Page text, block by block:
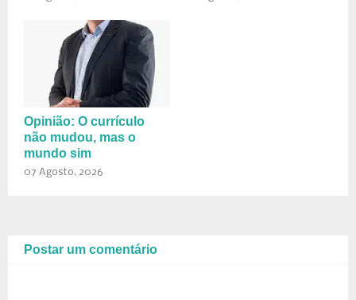
Opinião: O currículo
não mudou, mas o
mundo sim
07 Agosto, 2026
Postar um comentário